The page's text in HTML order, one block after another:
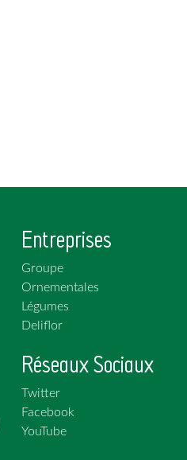
Entreprises
Groupe
Ornementales
Légumes
Deliflor
Réseaux Sociaux
Twitter
Facebook
YouTube